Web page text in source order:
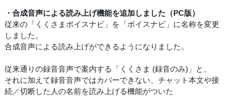
・合成音声による読み上げ機能を追加しました（PC版）
従来の「くくさまボイスナビ」を「ボイスナビ」に名称を変更
しました。
合成音声による読み上げができるようになりました。
従来通りの録音音声で案内する「くくさま (録音のみ)」と、
それに加えて録音音声ではカバーできない、チャット本文や接
続／切断した人の名前を読み上げる機能がついた